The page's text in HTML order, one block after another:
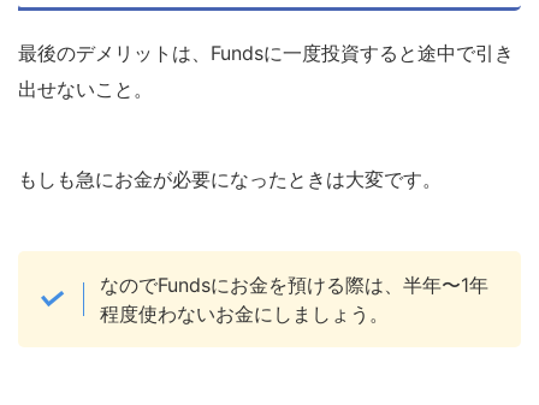
最後のデメリットは、Fundsに一度投資すると途中で引き
出せないこと。
もしも急にお金が必要になったときは大変です。
なのでFundsにお金を預ける際は、半年〜1年
程度使わないお金にしましょう。